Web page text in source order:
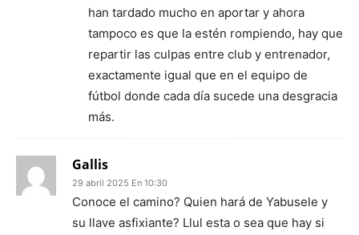
han tardado mucho en aportar y ahora
tampoco es que la estén rompiendo, hay que
repartir las culpas entre club y entrenador,
exactamente igual que en el equipo de
fútbol donde cada día sucede una desgracia
más.
Gallis
29 abril 2025 En 10:30
Conoce el camino? Quien hará de Yabusele y
su llave asfixiante? Llul esta o sea que hay si